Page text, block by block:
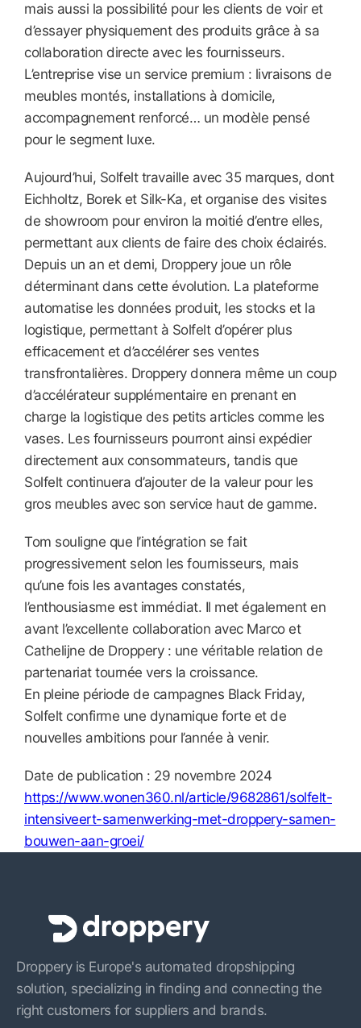
mais aussi la possibilité pour les clients de voir et
d’essayer physiquement des produits grâce à sa
collaboration directe avec les fournisseurs.
L’entreprise vise un service premium : livraisons de
meubles montés, installations à domicile,
accompagnement renforcé… un modèle pensé
pour le segment luxe.
Aujourd’hui, Solfelt travaille avec 35 marques, dont
Eichholtz, Borek et Silk-Ka, et organise des visites
de showroom pour environ la moitié d’entre elles,
permettant aux clients de faire des choix éclairés.
Depuis un an et demi, Droppery joue un rôle
déterminant dans cette évolution. La plateforme
automatise les données produit, les stocks et la
logistique, permettant à Solfelt d’opérer plus
efficacement et d’accélérer ses ventes
transfrontalières. Droppery donnera même un coup
d’accélérateur supplémentaire en prenant en
charge la logistique des petits articles comme les
vases. Les fournisseurs pourront ainsi expédier
directement aux consommateurs, tandis que
Solfelt continuera d’ajouter de la valeur pour les
gros meubles avec son service haut de gamme.
Tom souligne que l’intégration se fait
progressivement selon les fournisseurs, mais
qu’une fois les avantages constatés,
l’enthousiasme est immédiat. Il met également en
avant l’excellente collaboration avec Marco et
Cathelijne de Droppery : une véritable relation de
partenariat tournée vers la croissance.
En pleine période de campagnes Black Friday,
Solfelt confirme une dynamique forte et de
nouvelles ambitions pour l’année à venir.
Date de publication : 29 novembre 2024
https://www.wonen360.nl/article/9682861/solfelt-
intensiveert-samenwerking-met-droppery-samen-
bouwen-aan-groei/
Droppery is Europe's automated dropshipping
solution, specializing in finding and connecting the
right customers for suppliers and brands.